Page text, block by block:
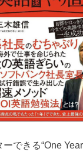
できる“One